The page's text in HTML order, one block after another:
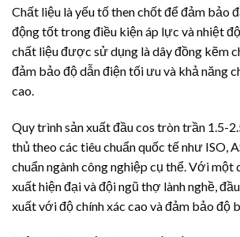
Chất liệu là yếu tố then chốt để đảm bảo
động tốt trong điều kiện áp lực và nhiệt độ
chất liệu được sử dụng là dây đồng kẽm
đảm bảo độ dẫn điện tối ưu và khả năng
cao.
Quy trình sản xuất đầu cos tròn trần 1.5-
thủ theo các tiêu chuẩn quốc tế như ISO,
chuẩn ngành công nghiệp cụ thể. Với một
xuất hiện đại và đội ngũ thợ lành nghề,
xuất với độ chính xác cao và đảm bảo độ